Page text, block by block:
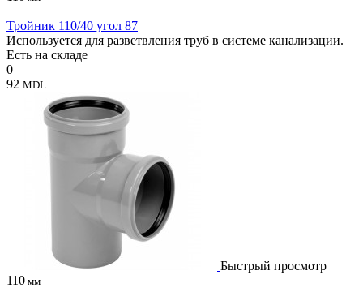
Тройник 110/40 угол 87
Используется для разветвления труб в системе канализации.
Есть на складе
0
92 MDL
Быстрый просмотр
110 мм